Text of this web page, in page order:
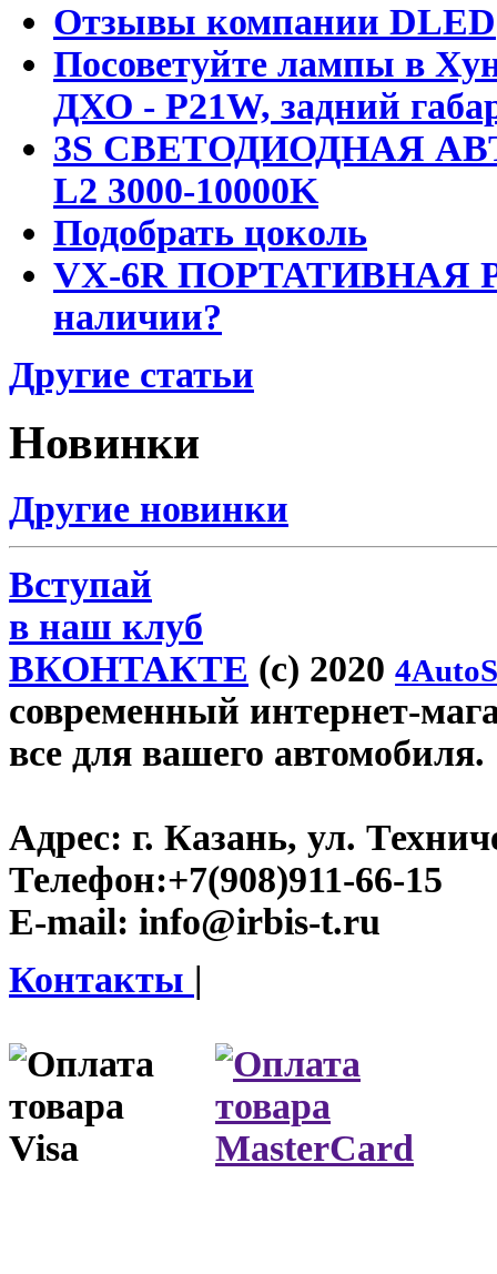
Отзывы компании DLED
Посоветуйте лампы в
ДХО - P21W, задний
3S СВЕТОДИОДНАЯ
L2 3000-10000K
Подобрать цоколь
VX-6R ПОРТАТИВНАЯ
наличии?
Другие статьи
Новинки
Другие новинки
Вступай
в наш клуб
ВКОНТАКТЕ (c) 2020
современный интернет-
все для вашего автомобиля.
Адрес: г. Казань, ул.
Телефон:+7(908)911-66-15
E-mail: info@irbis-t.ru
Контакты |